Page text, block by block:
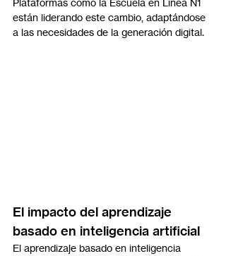
Plataformas como la Escuela en Línea N1
están liderando este cambio, adaptándose
a las necesidades de la generación digital.
El impacto del aprendizaje
basado en inteligencia artificial
El aprendizaje basado en inteligencia